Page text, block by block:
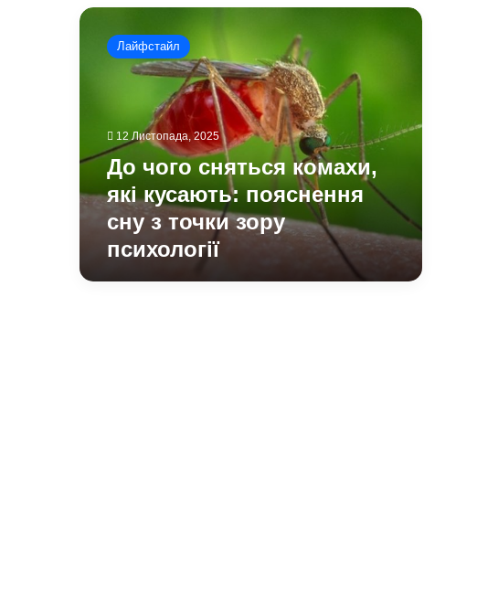
До
сняться
пояснення
сну
точки
психології
Лайфстайл
12 Листопада, 2025
До чого сняться комахи,
які кусають: пояснення
сну з точки зору
психології